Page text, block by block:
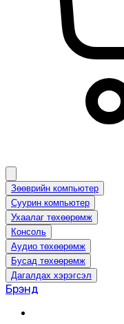
Зөөврийн компьютер
Суурин компьютер
Ухаалаг төхөөрөмж
Консоль
Аудио төхөөрөмж
Бусад төхөөрөмж
Дагалдах хэрэгсэл
Брэнд